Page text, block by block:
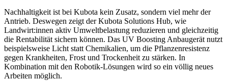
Nachhaltigkeit ist bei Kubota kein Zusatz, sondern viel mehr der
Antrieb. Deswegen zeigt der Kubota Solutions Hub, wie
Landwirt:innen aktiv Umweltbelastung reduzieren und gleichzeitig
die Rentabilität sichern können. Das UV Boosting Anbaugerät nutzt
beispielsweise Licht statt Chemikalien, um die Pflanzenresistenz
gegen Krankheiten, Frost und Trockenheit zu stärken. In
Kombination mit den Robotik-Lösungen wird so ein völlig neues
Arbeiten möglich.